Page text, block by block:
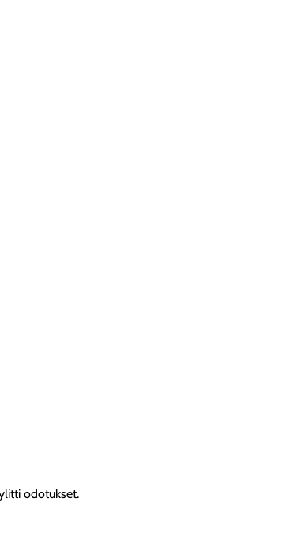
odotukset.